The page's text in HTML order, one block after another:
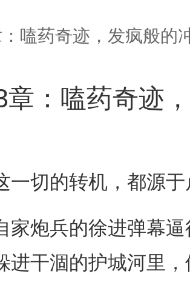
嗑药奇迹，发疯般的
章：嗑药奇迹
切的转机，都源于
炮兵的徐进弹幕逼
进干涸的护城河里